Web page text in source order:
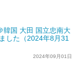
韓国 大田 国立忠南大
した（2024年8月31
2024年09月01日